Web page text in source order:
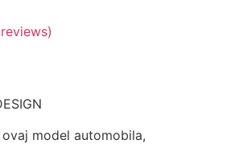
model automobila,